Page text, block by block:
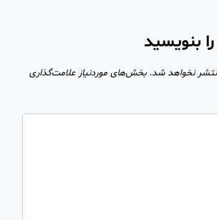
بنویسید
نخواهد شد. بخش‌های موردنیاز علامت‌گذاری